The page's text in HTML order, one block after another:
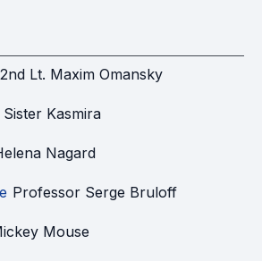
2nd Lt. Maxim Omansky
Sister Kasmira
Nagard
Professor Serge Bruloff
Mouse